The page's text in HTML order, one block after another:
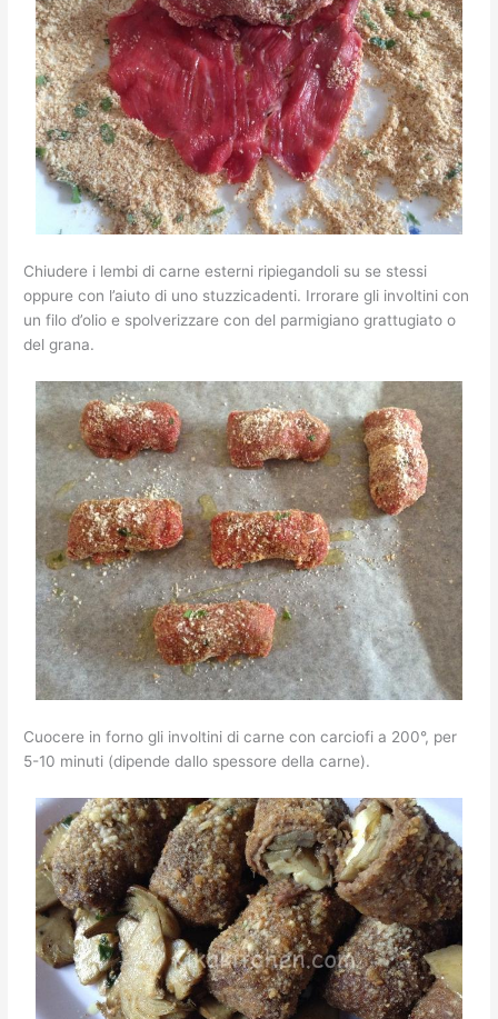
Chiudere i lembi di carne esterni ripiegandoli su se stessi
oppure con l’aiuto di uno stuzzicadenti. Irrorare gli involtini con
un filo d’olio e spolverizzare con del parmigiano grattugiato o
del grana.
Cuocere in forno gli involtini di carne con carciofi a 200°, per
5-10 minuti (dipende dallo spessore della carne).